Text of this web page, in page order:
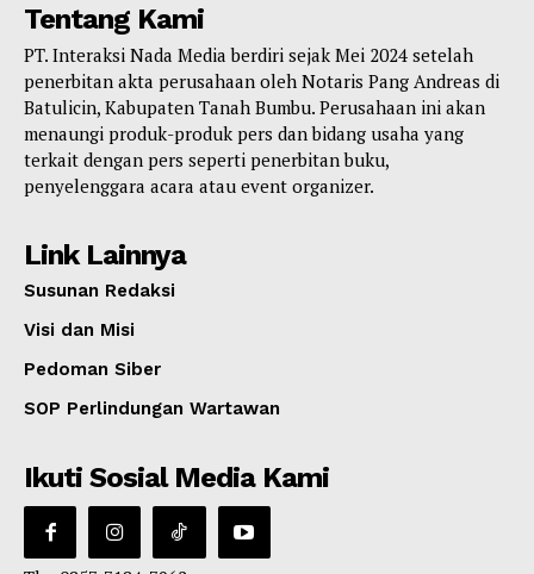
Tentang Kami
PT. Interaksi Nada Media berdiri sejak Mei 2024 setelah
penerbitan akta perusahaan oleh Notaris Pang Andreas di
Batulicin, Kabupaten Tanah Bumbu. Perusahaan ini akan
menaungi produk-produk pers dan bidang usaha yang
terkait dengan pers seperti penerbitan buku,
penyelenggara acara atau event organizer.
Link Lainnya
Susunan Redaksi
Visi dan Misi
Pedoman Siber
SOP Perlindungan Wartawan
Ikuti Sosial Media Kami